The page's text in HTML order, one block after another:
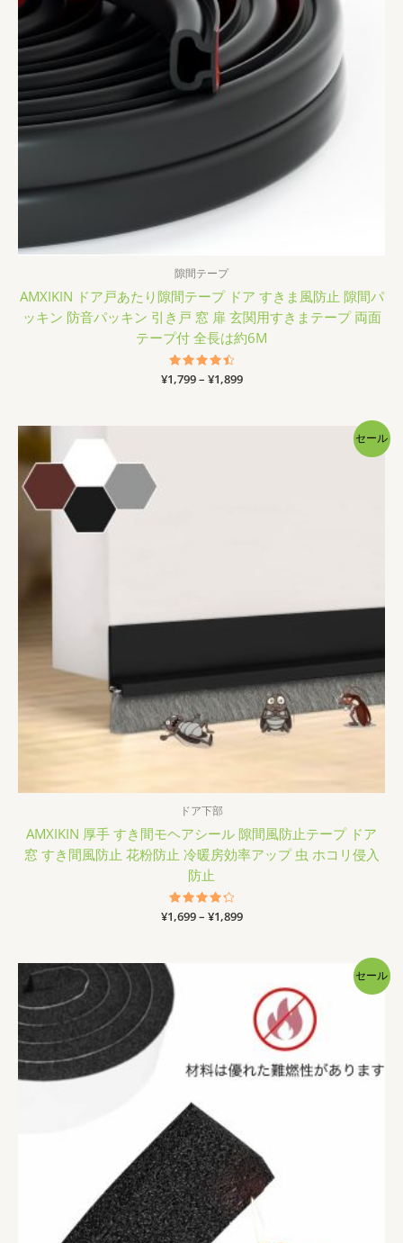
隙間テープ
AMXIKIN ドア戸あたり隙間テープ ドア すきま風防止 隙間パ
ッキン 防音パッキン 引き戸 窓 扉 玄関用すきまテープ 両面
テープ付 全長は約6M
5段階中
4.60
¥1,799– ¥1,899価
セール
ドア下部
AMXIKIN 厚手 すき間モヘアシール 隙間風防止テープ ドア
窓 すき間風防止 花粉防止 冷暖房効率アップ 虫 ホコリ侵入
防止
5段階中
4.33
¥1,699– ¥1,899価
¥1,899
セール